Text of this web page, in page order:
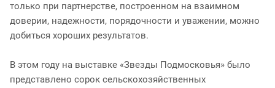
только при партнерстве, построенном на взаимном
доверии, надежности, порядочности и уважении, можно
добиться хороших результатов.
В этом году на выставке «Звезды Подмосковья» было
представлено сорок сельскохозяйственных